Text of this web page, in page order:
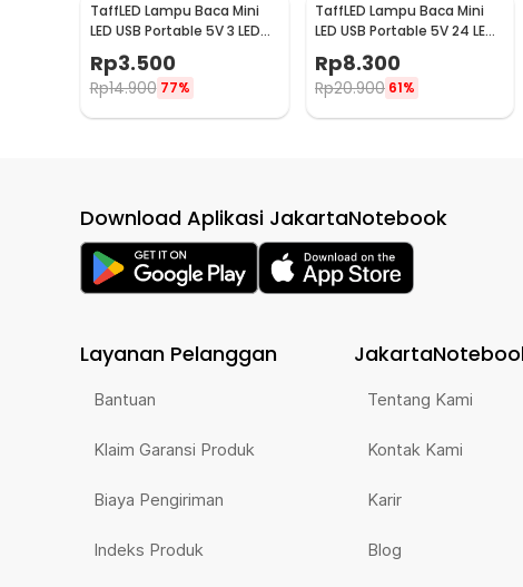
TaffLED Lampu Baca Mini
LED USB Portable 5V 3 LED
Cool White - SMD 5730
Rp3.500
Rp14.900 77%
TaffLED Lampu Baca Mini
LED USB Portable 5V 24 LED
Cool White - SMD 5730
Rp8.300
Rp20.900 61%
Download Aplikasi JakartaNotebook
Layanan Pelanggan
Bantuan
Klaim Garansi Produk
Biaya Pengiriman
Indeks Produk
Tentang Kami
Kontak Kami
Karir
Blog